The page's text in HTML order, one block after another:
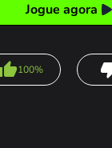
Jogue agora
100%